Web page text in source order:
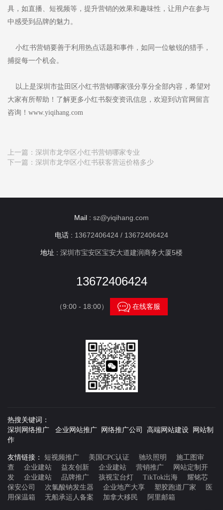
具，如直播、短视频等，提升营销的效果和趣味性，让用户在参与
中感受到品牌的魅力。
小红书营销要善于利用热点话题和事件，如同一位敏锐的猎手，
捕捉每一个机会。
以上是深圳市盐田区小红书营销哪家强分享分全部内容，希望对
大家有所帮助！了解更多小红书裂变资讯信息，欢迎到访官网留言
咨询！www.yiqihang.com
上一篇： 深圳市龙华区小红书营销哪家专业
下一篇： 深圳市龙华区小红书获客营运价格多少
Mail : sz@yiqihang.com
电话 : 13672406424 / 13672406424
地址 : 深圳市宝安区宝安大道建润商务大厦5楼
13672406424
（9:00 - 18:00） 在线客服
热搜关键词：
深圳网络推广 企业网站推广 网络推广公司 高端网站建设 网站制
作
友情链接： 短视频推广 美国CPC认证 驰玖照明
施工图审
查
企业建站 益友创新 企业建站 营销推广
网站定制开
发
企业建站 品牌推广 孩视宝台灯 TikTok出海
耀铭芯
保安公司
次氯酸钠发生器 企业地产大享 塑胶跑道厂家
医
用保温箱
无船承运人备案 加拿大移民 阿里邮箱